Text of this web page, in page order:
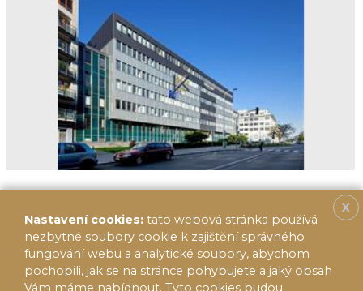
X
Nastavení cookies: tato webová stránka používá
nezbytné soubory cookie k zajištění správného
fungování webu a analytické soubory, abychom
pochopili, jak se na stránce pohybujete a jaký obsah
Vám máme nabídnout. Tyto cookies budou